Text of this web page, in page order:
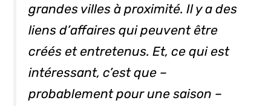
grandes villes à proximité. Il y a des
liens d’affaires qui peuvent être
créés et entretenus. Et, ce qui est
intéressant, c’est que –
probablement pour une saison –